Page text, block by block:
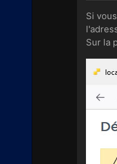
Si
Sur la